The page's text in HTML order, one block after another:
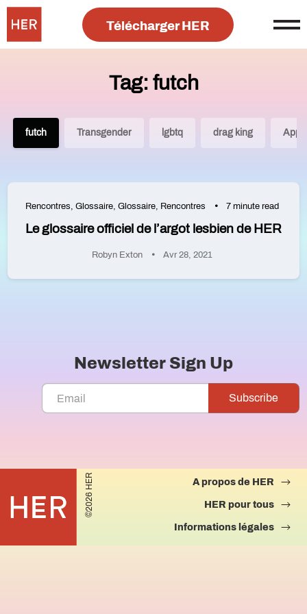
Télécharger HER
Tag: futch
futch Transgender lgbtq drag king App
Rencontres, Glossaire, Glossaire, Rencontres 7 minute read
Le glossaire officiel de l’argot lesbien de HER
Robyn Exton Avr 28, 2021
Newsletter Sign Up
©2026 HER A propos de HER
HER pour tous
Informations légales